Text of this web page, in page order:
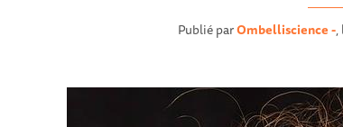
Publié parOmbelliscience -,